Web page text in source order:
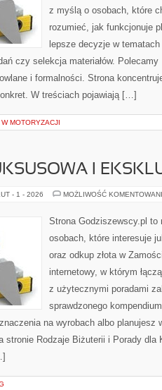
z myślą o osobach, które
rozumieć, jak funkcjonuje
lepsze decyzje w
czy selekcja materiałów. Polecamy
i formalności. Strona
W treściach pojawiają […]
MOTORYZACJI
I
- 1 - 2026 MOŻLIWOŚĆ
Strona Godziszewscy.pl
osobach, które interesuje
oraz odkup złota w
internetowy, w którym
z użytecznymi poradami
sprawdzonego
na wyrobach albo planujesz
stronie Rodzaje Biżuterii i Porady dla